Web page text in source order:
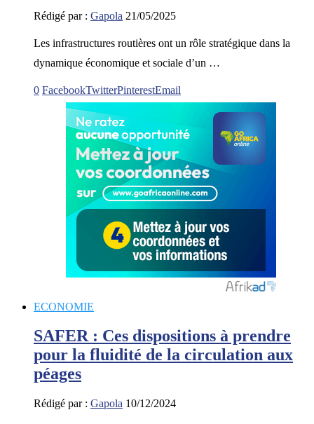
Rédigé par : Gapola 21/05/2025
Les infrastructures routières ont un rôle stratégique dans la
dynamique économique et sociale d’un …
0 FacebookTwitterPinterestEmail
ECONOMIE
SAFER : Ces dispositions à prendre
pour la fluidité de la circulation aux
péages
Rédigé par : Gapola 10/12/2024